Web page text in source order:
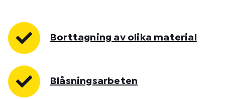
Borttagning av olika material
Blåsningsarbeten